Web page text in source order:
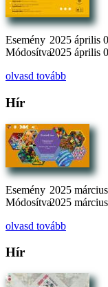
Esemény 2025 április
Módosítva2025 április
olvasd tovább
Hír
Esemény 2025
Módosítva2025
olvasd tovább
Hír